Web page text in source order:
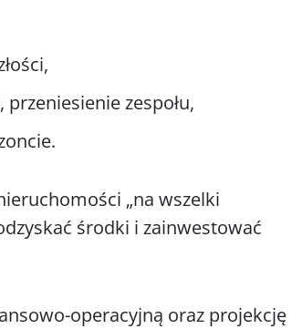
zespołu,
„na wszelki
środki i zainwestować
operacyjną oraz projekcję